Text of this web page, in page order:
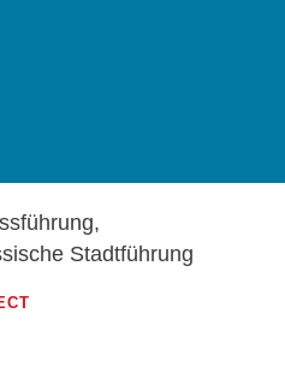
Stadtführung